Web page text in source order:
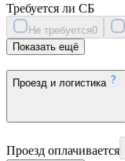
Требуется ли СБ
Не требуется0
Показать ещё
Проезд и логистика
Проезд оплачивается